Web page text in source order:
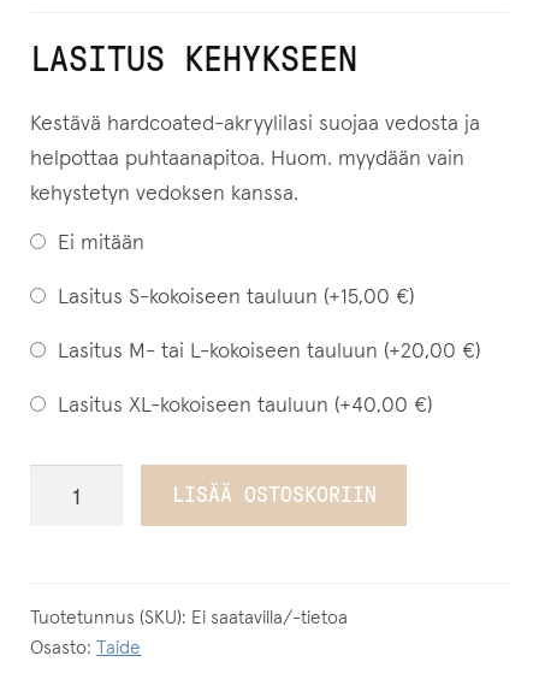
LASITUS KEHYKSEEN
Kestävä hardcoated-akryylilasi suojaa vedosta ja
helpottaa puhtaanapitoa. Huom. myydään vain
kehystetyn vedoksen kanssa.
Ei mitään
Lasitus S-kokoiseen tauluun (+15,00 €)
Lasitus M- tai L-kokoiseen tauluun (+20,00 €)
Lasitus XL-kokoiseen tauluun (+40,00 €)
Fine
Art
LISÄÄ OSTOSKORIIN
Tuotetunnus (SKU): Ei saatavilla/-tietoa
Osasto:Taide